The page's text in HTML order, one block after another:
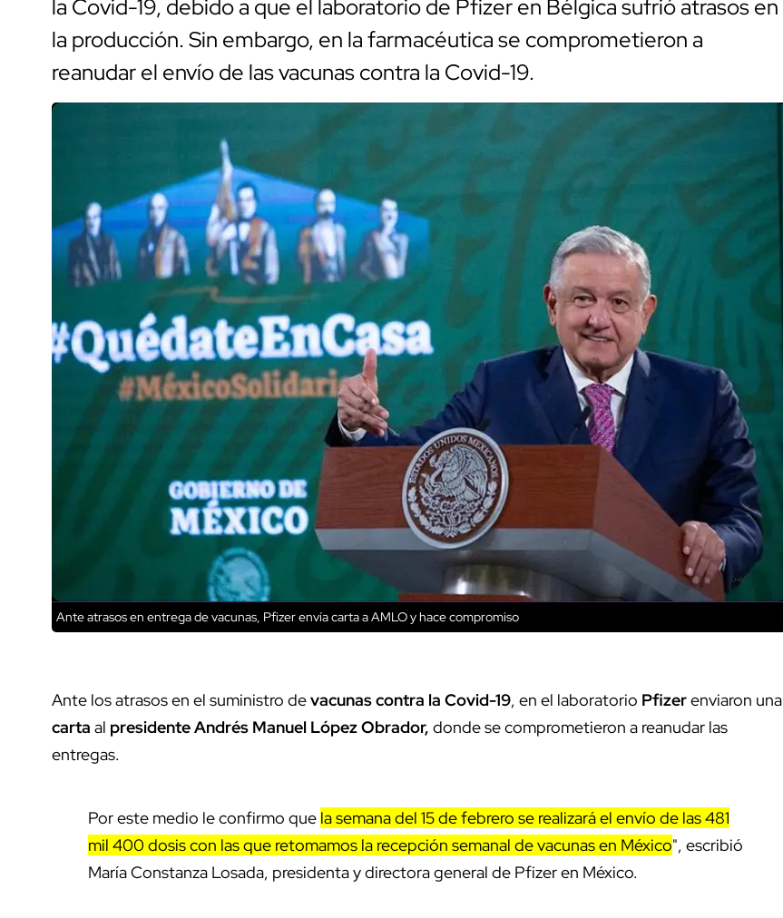
la Covid-19, debido a que el laboratorio de Pfizer en Bélgica sufrió atrasos en
la producción. Sin embargo, en la farmacéutica se comprometieron a
reanudar el envío de las vacunas contra la Covid-19.
Ante atrasos en entrega de vacunas, Pfizer envía carta a AMLO y hace compromiso
Ante los atrasos en el suministro devacunas contra la Covid-19, en el laboratorio Pfizerenviaron una
carta al presidente Andrés Manuel López Obrador, donde se comprometieron a reanudar las
entregas.
Por este medio le confirmo que la semana del 15 de febrero se realizará el envío de las 481
mil 400 dosis con las que retomamos la recepción semanal de vacunas en México", escribió
María Constanza Losada, presidenta y directora general de Pfizer en México.